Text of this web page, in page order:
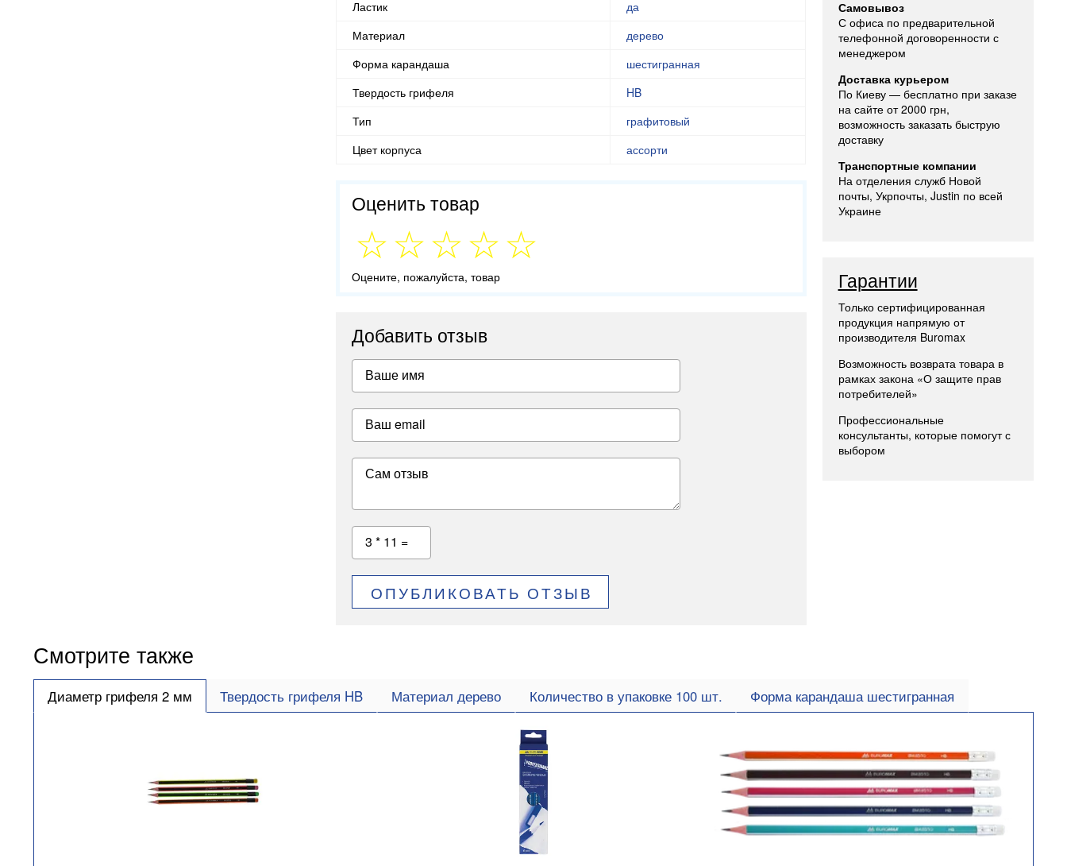
Ластик
да
Материал
дерево
Форма карандаша
шестигранная
Твердость грифеля
HB
Тип
графитовый
Цвет корпуса
ассорти
Оценить товар
Оцените, пожалуйста, товар
Добавить отзыв
Ваше имя
Ваш email
Сам отзыв
3 * 11 =
ОПУБЛИКОВАТЬ ОТЗЫВ
Самовывоз
С офиса по предварительной
телефонной договоренности с
менеджером
Доставка курьером
По Киеву — бесплатно при заказе
на сайте от 2000 грн,
возможность заказать быструю
доставку
Транспортные компании
На отделения служб Новой
почты, Укрпочты, Justin по всей
Украине
Гарантии
Только сертифицированная
продукция напрямую от
производителя Buromax
Возможность возврата товара в
рамках закона «О защите прав
потребителей»
Профессиональные
консультанты, которые помогут с
выбором
Смотрите также
Диаметр грифеля 2 мм Твердость грифеля HB Материал дерево Количество в упаковке 100 шт. Форма карандаша шестигранная